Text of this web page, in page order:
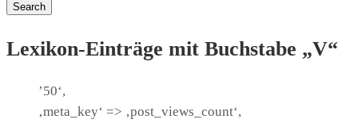
Search
Lexikon-Einträge mit Buchstabe „V“
’50‘,
‚meta_key‘ => ‚post_views_count‘,